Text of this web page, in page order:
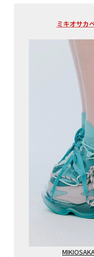
ミキオサカ